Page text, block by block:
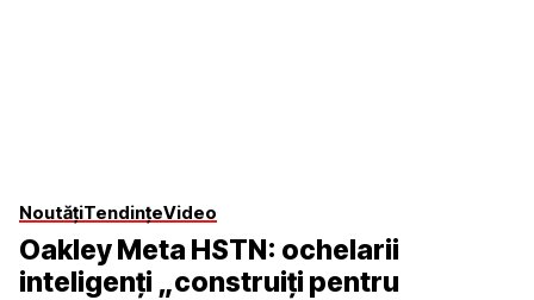
NoutățiTendințeVideo
Oakley Meta HSTN: ochelarii
inteligenți „construiți pentru